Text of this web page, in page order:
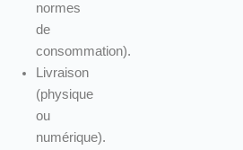
normes
de
consommation).
Livraison
(physique
ou
numérique).